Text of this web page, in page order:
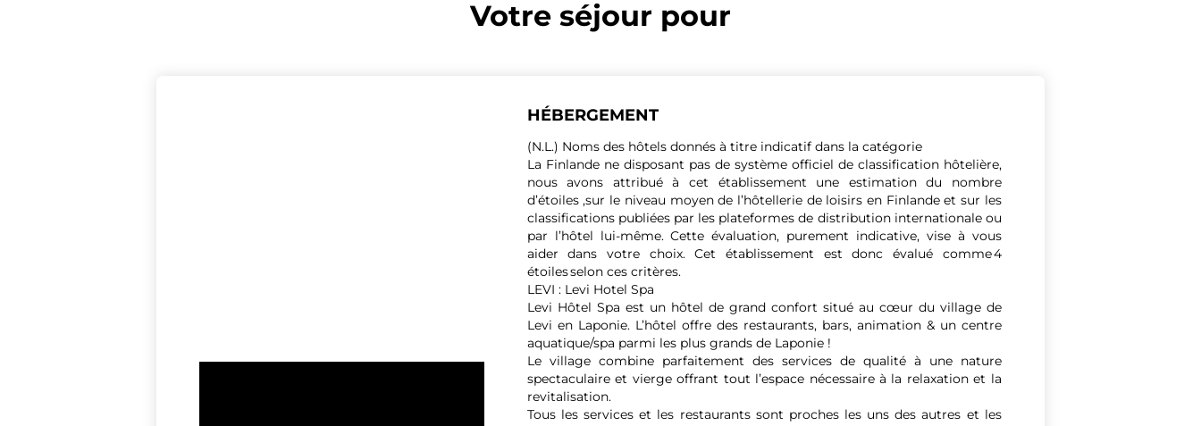
Votre séjour pour
HÉBERGEMENT
(N.L.) Noms des hôtels donnés à titre indicatif dans la catégorie
La Finlande ne disposant pas de système officiel de classification hôtelière,
nous avons attribué à cet établissement une estimation du nombre
d’étoiles ,sur le niveau moyen de l’hôtellerie de loisirs en Finlande et sur les
classifications publiées par les plateformes de distribution internationale ou
par l’hôtel lui-même. Cette évaluation, purement indicative, vise à vous
aider dans votre choix. Cet établissement est donc évalué comme 4
étoiles selon ces critères.
LEVI : Levi Hotel Spa
Levi Hôtel Spa est un hôtel de grand confort situé au cœur du village de
Levi en Laponie. L’hôtel offre des restaurants, bars, animation & un centre
aquatique/spa parmi les plus grands de Laponie !
Le village combine parfaitement des services de qualité à une nature
spectaculaire et vierge offrant tout l’espace nécessaire à la relaxation et la
revitalisation.
Tous les services et les restaurants sont proches les uns des autres et les